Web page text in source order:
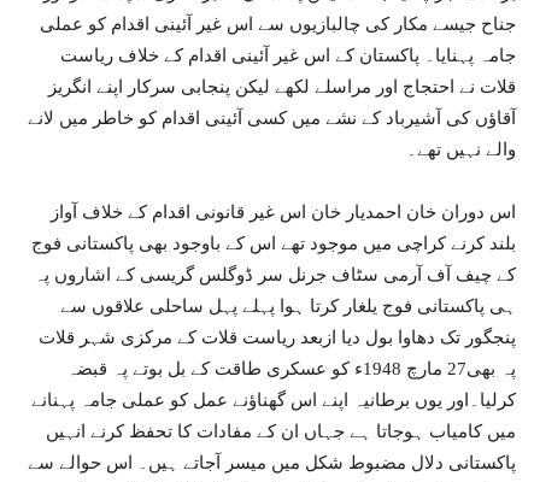
جناح جیسے مکار کی چالبازیوں سے اس غیر آئینی اقدام کو عملی
جامہ پہنایا۔ پاکستان کے اس غیر آئینی اقدام کے خلاف ریاست
قلات نے احتجاج اور مراسلے لکھے لیکن پنجابی سرکار اپنے انگریز
آقاؤں کی آشیرباد کے نشے میں کسی آئینی اقدام کو خاطر میں لانے
والے نہیں تھے۔
اس دوران خان احمدیار خان اس غیر قانونی اقدام کے خلاف آواز
بلند کرنے کراچی میں موجود تھے اس کے باوجود بھی پاکستانی فوج
کے چیف آف آرمی سٹاف جرنل سر ڈوگلس گریسی کے اشاروں پہ
ہی پاکستانی فوج یلغار کرتا ہوا پہلے پہل ساحلی علاقوں سے
پنجگور تک دھاوا بول دیا ازبعد ریاست قلات کے مرکزی شہر قلات
پہ بھی27 مارچ 1948ء کو عسکری طاقت کے بل بوتے پہ قبضہ
کرلیا۔اور یوں برطانیہ اپنے اس گھناؤنے عمل کو عملی جامہ پہنانے
میں کامیاب ہوجاتا ہے جہاں ان کے مفادات کا تحفظ کرنے انہیں
پاکستانی دلال مضبوط شکل میں میسر آجاتے ہیں۔ اس حوالے سے